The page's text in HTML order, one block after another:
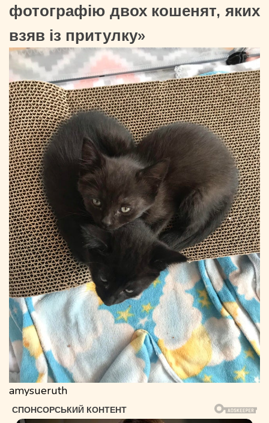
фотографію двох кошенят, яких
взяв із притулку»
amysueruth